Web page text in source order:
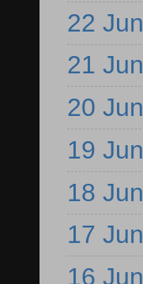
22 Jun
21 Jun
20 Jun
19 Jun
18 Jun
17 Jun
16 Jun